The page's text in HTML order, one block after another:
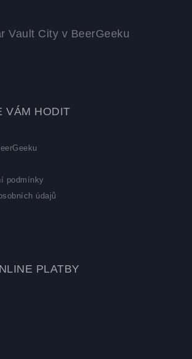
Vault City v BeerGeeku
VÁM HODIT
podmínky
údajů
PLATBY